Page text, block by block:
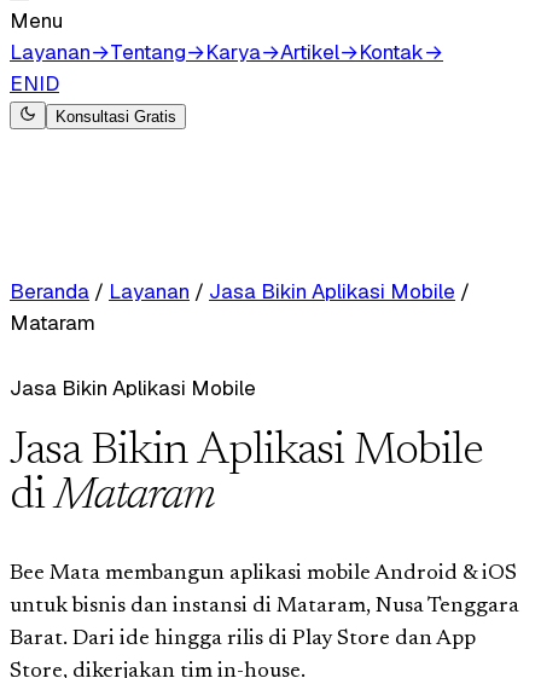
Menu
Layanan→Tentang→Karya→Artikel→Kontak→
ENID
Konsultasi Gratis
Beranda / Layanan / Jasa Bikin Aplikasi Mobile /
Mataram
Jasa Bikin Aplikasi Mobile
Jasa Bikin Aplikasi Mobile
diMataram
Bee Mata membangun aplikasi mobile Android & iOS
untuk bisnis dan instansi di Mataram, Nusa Tenggara
Barat. Dari ide hingga rilis di Play Store dan App
Store, dikerjakan tim in-house.